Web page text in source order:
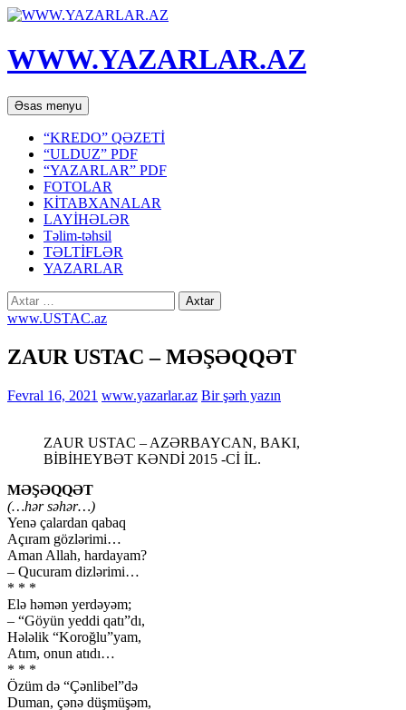
WWW.YAZARLAR.AZ
Axtar
Əsas menyu Mühtəviyyata
keç
“KREDO” QƏZETİ
“ULDUZ” PDF
“YAZARLAR” PDF
FOTOLAR
KİTABXANALAR
LAYİHƏLƏR
Təlim-təhsil
TƏLTİFLƏR
YAZARLAR
Axtarış:
www.USTAC.az
ZAUR USTAC – MƏŞƏQQƏT
Fevral 16, 2021 www.yazarlar.az Bir şərh yazın
ZAUR USTAC – AZƏRBAYCAN, BAKI,
BİBİHEYBƏT KƏNDİ 2015 -Cİ İL.
MƏŞƏQQƏT
(…hər səhər…)
Yenə çalardan qabaq
Açıram gözlərimi…
Aman Allah, hardayam?
– Qucuram dizlərimi…
* * *
Elə həmən yerdəyəm;
– “Göyün yeddi qatı”dı,
Hələlik “Koroğlu”yam,
Atım, onun atıdı…
* * *
Özüm də “Çənlibel”də
Duman, çənə düşmüşəm,